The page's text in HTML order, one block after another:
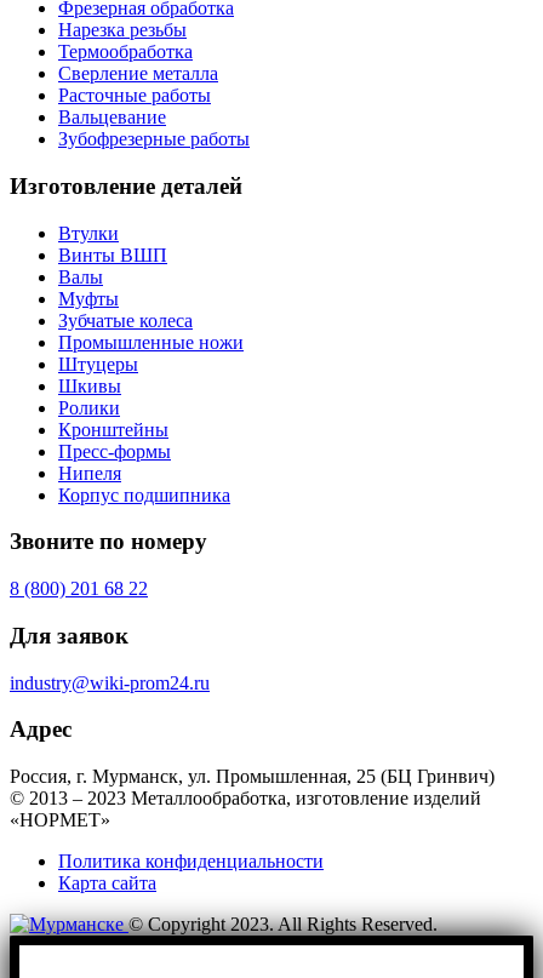
Фрезерная обработка
Нарезка резьбы
Термообработка
Сверление металла
Расточные работы
Вальцевание
Зубофрезерные работы
Изготовление деталей
Втулки
Винты ВШП
Валы
Муфты
Зубчатые колеса
Промышленные ножи
Штуцеры
Шкивы
Ролики
Кронштейны
Пресс-формы
Нипеля
Корпус подшипника
Звоните по номеру
8 (800) 201 68 22
Для заявок
industry@wiki-prom24.ru
Адрес
Россия, г. Мурманск, ул. Промышленная, 25 (БЦ Гринвич)
© 2013 – 2023 Металлообработка, изготовление изделий
«НОРМЕТ»
Политика конфиденциальности
Карта сайта
© Copyright 2023. All Rights Reserved.